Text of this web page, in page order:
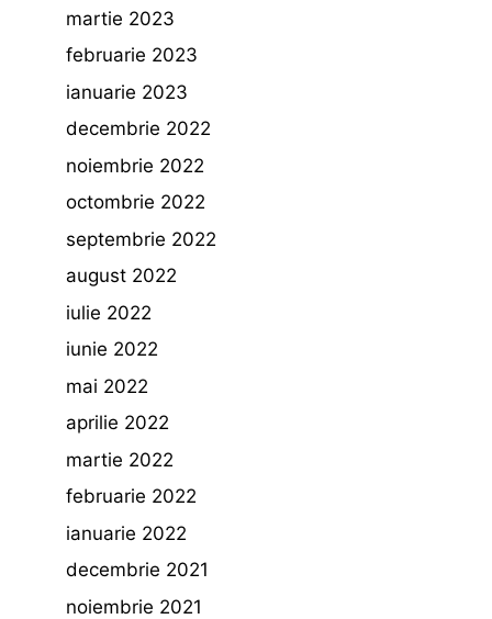
martie 2023
februarie 2023
ianuarie 2023
decembrie 2022
noiembrie 2022
octombrie 2022
septembrie 2022
august 2022
iulie 2022
iunie 2022
mai 2022
aprilie 2022
martie 2022
februarie 2022
ianuarie 2022
decembrie 2021
noiembrie 2021